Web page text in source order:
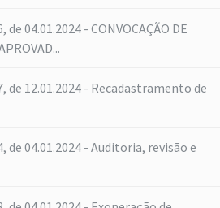
de 04.01.2024 - CONVOCAÇÃO DE
de 12.01.2024 - Recadastramento de
de 04.01.2024 - Auditoria, revisão e